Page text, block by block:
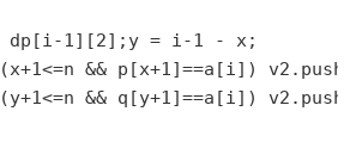
dp[i-1][2];y = i-1 - x;
&& p[x+1]==a[i])
&& q[y+1]==a[i])